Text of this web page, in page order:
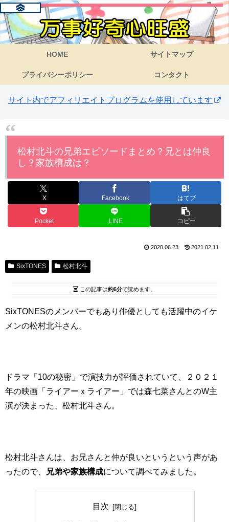
HOME サイトマップ
プライバシーポリシー コンタクト
サイト内でアフィリエイトプログラムを使用しています
松村北斗の兄弟エピソードまとめ？兄とは仲良
し？家族構成は？
X Facebook はてブ
Pocket LINE コピー
2020.06.23 2021.02.11
SixTONES 松村北斗
この記事は約6分で読めます。
SixTONESのメンバーでもあり俳優としても活躍中のイケ
メンの松村北斗さん。
ドラマ「10の秘密」で演技力が評価されていて、２０２１
年の映画「ライアーｘライアー」では森七菜さんとのW主
演が決まった、松村北斗さん。
松村北斗さんは、お兄さんと仲が良いというという声があ
ったので、
兄弟や家族構成について調べてみました。
目次